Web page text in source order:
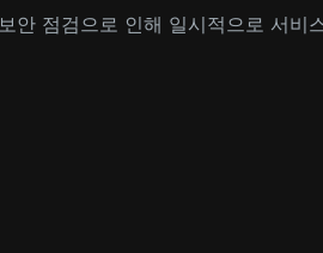
보안 점검으로 인해 일시적으로 서비